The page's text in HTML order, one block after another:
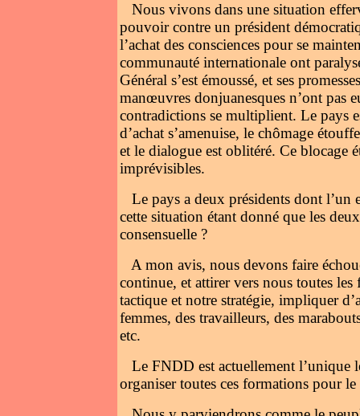
Nous vivons dans une situation
pouvoir contre un président
l’achat des consciences pour se
communauté internationale ont
Général s’est émoussé, et ses
manœuvres donjuanesques n’ont pas
contradictions se multiplient. Le pays
d’achat s’amenuise, le chômage
et le dialogue est oblitéré. Ce blocage
imprévisibles.
Le pays a deux présidents dont l’un
cette situation étant donné que les
consensuelle ?
A mon avis, nous devons faire
continue, et attirer vers nous toutes
tactique et notre stratégie, impliquer
femmes, des travailleurs, des
etc.
Le FNDD est actuellement l’unique
organiser toutes ces formations pour